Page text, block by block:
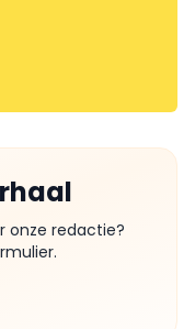
onze redactie?